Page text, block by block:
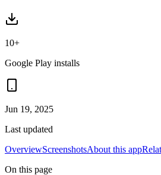
10+
Google Play installs
Jun 19, 2025
Last updated
OverviewScreenshotsAbout this app
On this page